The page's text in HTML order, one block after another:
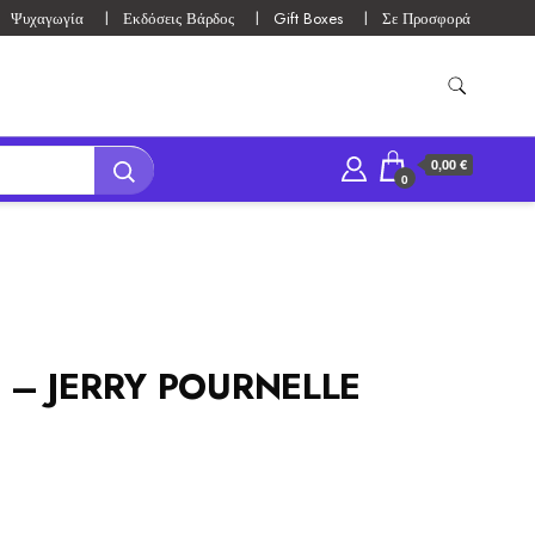
Ψυχαγωγία Εκδόσεις Βάρδος Gift Boxes Σε Προσφορά
0
0,00 €
JERRY POURNELLE